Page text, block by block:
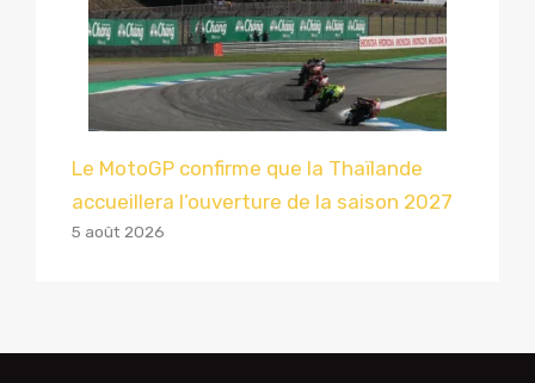
Le MotoGP confirme que la Thaïlande
accueillera l’ouverture de la saison 2027
5 août 2026